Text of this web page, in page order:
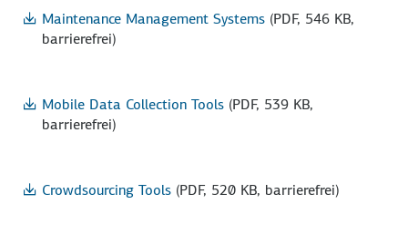
Maintenance Management Systems (PDF, 546 KB,
barrierefrei)
Mobile Data Collection Tools (PDF, 539 KB,
barrierefrei)
Crowdsourcing Tools (PDF, 520 KB, barrierefrei)